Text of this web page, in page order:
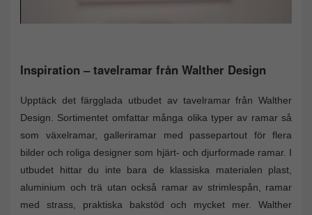
Inspiration – tavelramar från Walther Design
Upptäck det färgglada utbudet av tavelramar från Walther
Design. Sortimentet omfattar många olika typer av ramar så
som växelramar, galleriramar med passepartout för flera
bilder och roliga designer som hjärt- och djurformade ramar. I
utbudet hittar du inte bara de klassiska materialen plast,
aluminium och trä utan också ramar av strimlespån, ramar
med strass, praktiska bakstöd och mycket mer. Walther